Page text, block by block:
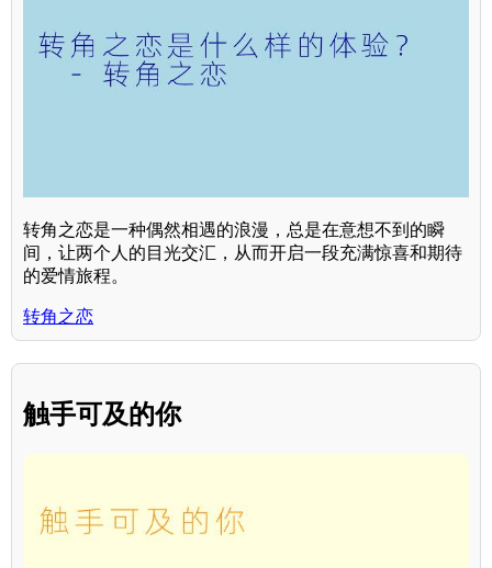
转角之恋是一种偶然相遇的浪漫，总是在意想不到的瞬
间，让两个人的目光交汇，从而开启一段充满惊喜和期待
的爱情旅程。
转角之恋
触手可及的你